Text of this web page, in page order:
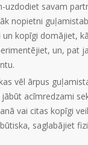
uzdodiet savam
nopietni
kopīgi domājiet,
un, pat
vēl ārpus
acīmredzami
vai citas kopīgi
saglabājiet